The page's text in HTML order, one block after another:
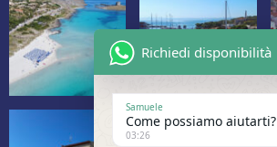
Richiedi disponibilità
Samuele
Come possiamo aiutarti?
03:26